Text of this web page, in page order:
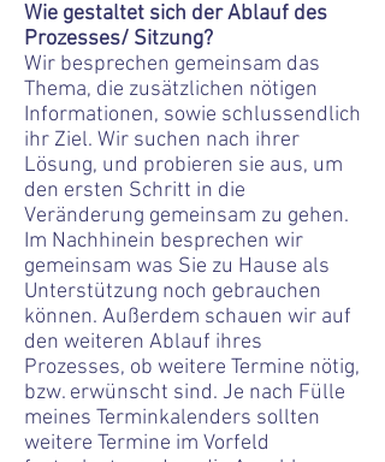
Wie gestaltet sich der Ablauf des
Prozesses/ Sitzung?
Wir besprechen gemeinsam das
Thema, die zusätzlichen nötigen
Informationen, sowie schlussendlich
ihr Ziel. Wir suchen nach ihrer
Lösung, und probieren sie aus, um
den ersten Schritt in die
Veränderung gemeinsam zu gehen.
Im Nachhinein besprechen wir
gemeinsam was Sie zu Hause als
Unterstützung noch gebrauchen
können. Außerdem schauen wir auf
den weiteren Ablauf ihres
Prozesses, ob weitere Termine nötig,
bzw. erwünscht sind. Je nach Fülle
meines Terminkalenders sollten
weitere Termine im Vorfeld